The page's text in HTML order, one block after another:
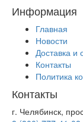
Информация
Главная
Новости
Доставка и
Контакты
Политика
Контакты
г. Челябинск,